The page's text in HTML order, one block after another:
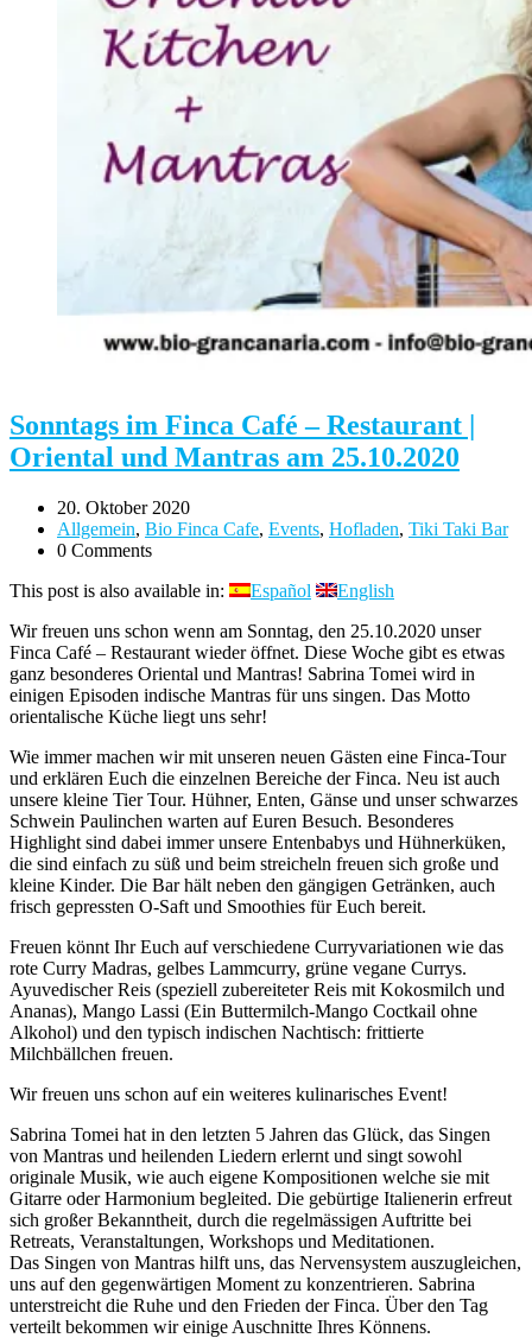
Sonntags im Finca Café – Restaurant |
Oriental und Mantras am 25.10.2020
20. Oktober 2020
Allgemein, Bio Finca Cafe, Events, Hofladen, Tiki Taki Bar
0 Comments
This post is also available in:
Español
English
Wir freuen uns schon wenn am Sonntag, den 25.10.2020 unser
Finca Café – Restaurant wieder öffnet. Diese Woche gibt es etwas
ganz besonderes Oriental und Mantras! Sabrina Tomei wird in
einigen Episoden indische Mantras für uns singen. Das Motto
orientalische Küche liegt uns sehr!
Wie immer machen wir mit unseren neuen Gästen eine Finca-Tour
und erklären Euch die einzelnen Bereiche der Finca. Neu ist auch
unsere kleine Tier Tour. Hühner, Enten, Gänse und unser schwarzes
Schwein Paulinchen warten auf Euren Besuch. Besonderes
Highlight sind dabei immer unsere Entenbabys und Hühnerküken,
die sind einfach zu süß und beim streicheln freuen sich große und
kleine Kinder. Die Bar hält neben den gängigen Getränken, auch
frisch gepressten O-Saft und Smoothies für Euch bereit.
Freuen könnt Ihr Euch auf verschiedene Curryvariationen wie das
rote Curry Madras, gelbes Lammcurry, grüne vegane Currys.
Ayuvedischer Reis (speziell zubereiteter Reis mit Kokosmilch und
Ananas), Mango Lassi (Ein Buttermilch-Mango Coctkail ohne
Alkohol) und den typisch indischen Nachtisch: frittierte
Milchbällchen freuen.
Wir freuen uns schon auf ein weiteres kulinarisches Event!
Sabrina Tomei hat in den letzten 5 Jahren das Glück, das Singen
von Mantras und heilenden Liedern erlernt und singt sowohl
originale Musik, wie auch eigene Kompositionen welche sie mit
Gitarre oder Harmonium begleited. Die gebürtige Italienerin erfreut
sich großer Bekanntheit, durch die regelmässigen Auftritte bei
Retreats, Veranstaltungen, Workshops und Meditationen.
Das Singen von Mantras hilft uns, das Nervensystem auszugleichen,
uns auf den gegenwärtigen Moment zu konzentrieren. Sabrina
unterstreicht die Ruhe und den Frieden der Finca. Über den Tag
verteilt bekommen wir einige Auschnitte Ihres Könnens.